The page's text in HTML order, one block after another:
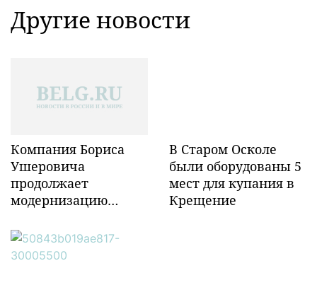
Другие новости
Компания Бориса
Ушеровича
продолжает
модернизацию
инфраструктуры в
Забайкалье
В Старом Осколе
были оборудованы 5
мест для купания в
Крещение